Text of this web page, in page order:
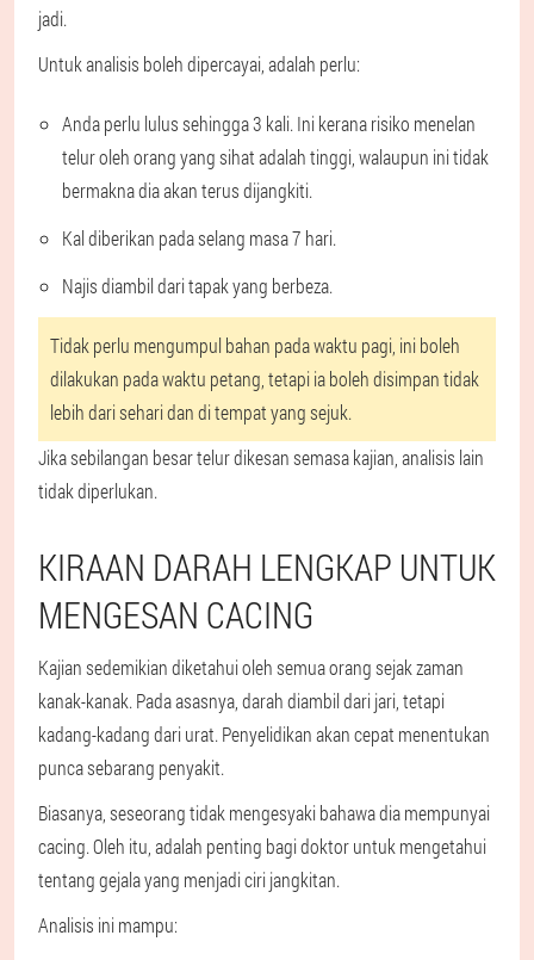
jadi.
Untuk analisis boleh dipercayai, adalah perlu:
Anda perlu lulus sehingga 3 kali. Ini kerana risiko menelan
telur oleh orang yang sihat adalah tinggi, walaupun ini tidak
bermakna dia akan terus dijangkiti.
Kal diberikan pada selang masa 7 hari.
Najis diambil dari tapak yang berbeza.
Tidak perlu mengumpul bahan pada waktu pagi, ini boleh
dilakukan pada waktu petang, tetapi ia boleh disimpan tidak
lebih dari sehari dan di tempat yang sejuk.
Jika sebilangan besar telur dikesan semasa kajian, analisis lain
tidak diperlukan.
KIRAAN DARAH LENGKAP UNTUK
MENGESAN CACING
Kajian sedemikian diketahui oleh semua orang sejak zaman
kanak-kanak. Pada asasnya, darah diambil dari jari, tetapi
kadang-kadang dari urat. Penyelidikan akan cepat menentukan
punca sebarang penyakit.
Biasanya, seseorang tidak mengesyaki bahawa dia mempunyai
cacing. Oleh itu, adalah penting bagi doktor untuk mengetahui
tentang gejala yang menjadi ciri jangkitan.
Analisis ini mampu: